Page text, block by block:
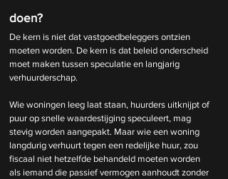
doen?
De kern is niet dat vastgoedbeleggers ontzien
moeten worden. De kern is dat beleid onderscheid
moet maken tussen speculatie en langjarig
verhuurderschap.
Wie woningen leeg laat staan, huurders uitknijpt of
puur op snelle waardestijging speculeert, mag
stevig worden aangepakt. Maar wie een woning
langdurig verhuurt tegen een redelijke huur, zou
fiscaal niet hetzelfde behandeld moeten worden
als iemand die passief vermogen aanhoudt zonder